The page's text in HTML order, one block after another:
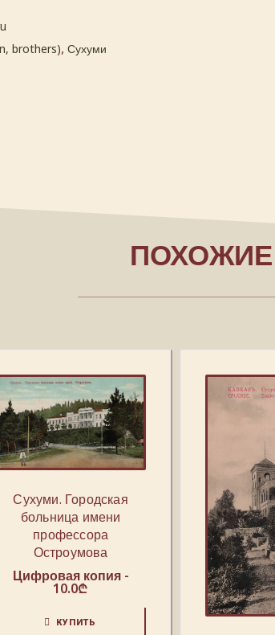
brothers), Сухуми
Сухуми. Городская
больница имени
профессора
Остроумова
Цифровая копия -
10.0₾
КУПИТЬ